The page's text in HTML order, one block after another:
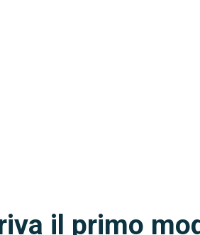
il primo